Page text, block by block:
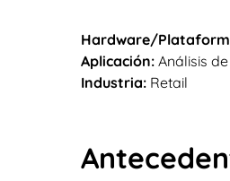
Hardware/
Aplicación: Análisis
Industria: Retail